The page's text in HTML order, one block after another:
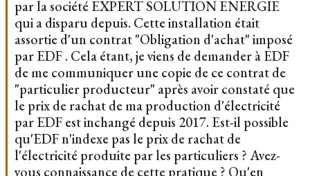
par la société EXPERT SOLUTION ENERGIE
qui a disparu depuis. Cette installation était
assortie d'un contrat "Obligation d'achat" imposé
par EDF . Cela étant, je viens de demander à EDF
de me communiquer une copie de ce contrat de
"particulier producteur" après avoir constaté que
le prix de rachat de ma production d'électricité
par EDF est inchangé depuis 2017. Est-il possible
qu'EDF n'indexe pas le prix de rachat de
l'électricité produite par les particuliers ? Avez-
vous connaissance de cette pratique ? Qu'en